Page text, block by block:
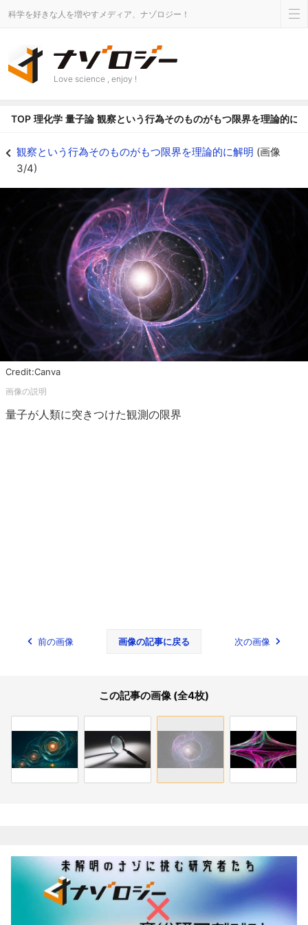
科学を好きな人を増やすメディア、ナゾロジー！
Love science , enjoy !
TOP 理化学 量子論 観察という行為そのものがもつ限界を理論的に
観察という行為そのものがもつ限界を理論的に解明 (画像
3/4)
Credit:Canva
量子が人類に突きつけた観測の限界
前の画像 画像の記事に戻る 次の画像
この記事の画像 (全4枚)